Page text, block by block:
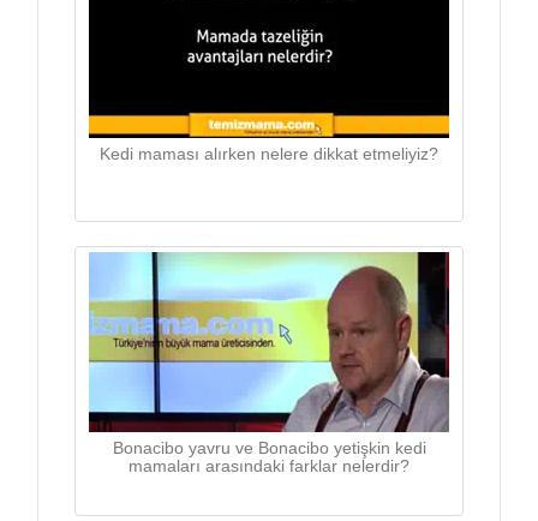
Kedi maması alırken nelere dikkat etmeliyiz?
Bonacibo yavru ve Bonacibo yetişkin kedi
mamaları arasındaki farklar nelerdir?